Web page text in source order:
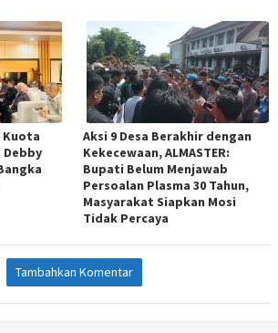
Kuota
Debby
Aksi 9 Desa Berakhir dengan
Kekecewaan, ALMASTER:
Bupati Belum Menjawab
Persoalan Plasma 30 Tahun,
Masyarakat Siapkan Mosi
Tidak Percaya
Tambahkan Komentar